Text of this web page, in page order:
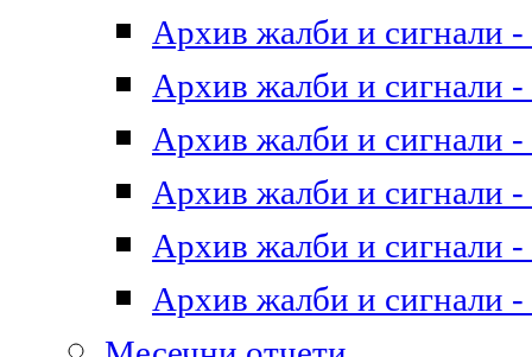
Архив жалби и сигнали -
Архив жалби и сигнали -
Архив жалби и сигнали -
Архив жалби и сигнали -
Архив жалби и сигнали -
Архив жалби и сигнали -